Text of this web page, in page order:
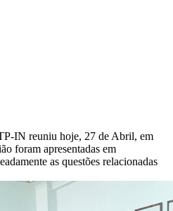
IN reuniu hoje, 27 de Abril, em
foram apresentadas em
as questões relacionadas